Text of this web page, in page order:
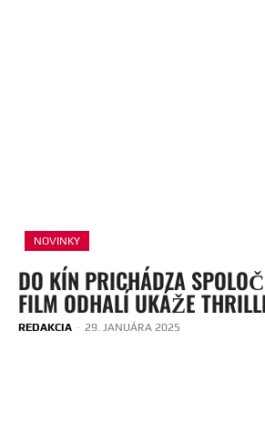
NOVINKY
DO KÍN PRICHÁDZA
FILM ODHALÍ UKÁŽE
REDAKCIA - 29. JANUÁRA 2025